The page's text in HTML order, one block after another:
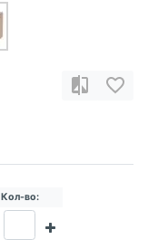
Кол-во: